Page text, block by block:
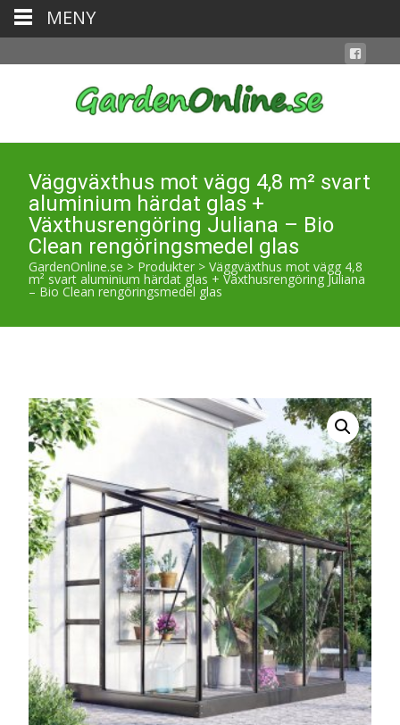
Väggväxthus mot vägg 4,8 m² svart
aluminium härdat glas +
Växthusrengöring Juliana – Bio
Clean rengöringsmedel glas
GardenOnline.se > Produkter > Väggväxthus mot vägg 4,8
m² svart aluminium härdat glas + Växthusrengöring Juliana
– Bio Clean rengöringsmedel glas
MENY